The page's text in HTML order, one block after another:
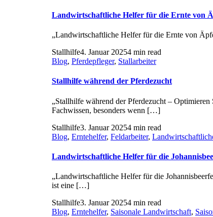
Landwirtschaftliche Helfer für die Ernte von
„Landwirtschaftliche Helfer für die Ernte von
Stallhilfe4. Januar 20254 min read
Blog, Pferdepfleger, Stallarbeiter
Stallhilfe während der Pferdezucht
„Stallhilfe während der Pferdezucht –
Fachwissen, besonders wenn […]
Stallhilfe3. Januar 20254 min read
Blog, Erntehelfer, Feldarbeiter,
Landwirtschaftliche Helfer für die
„Landwirtschaftliche Helfer für die
ist eine […]
Stallhilfe3. Januar 20254 min read
Blog, Erntehelfer, Saisonale Landwirtschaft,